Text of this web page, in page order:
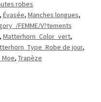
robes
, Évasée, Manches longues,
FEMME/V?tements
, Matterhorn_Color_vert,
de jour,
, Trapèze